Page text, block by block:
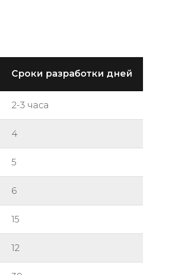
Сроки разработки дней
2-3 часа
4
5
6
15
12